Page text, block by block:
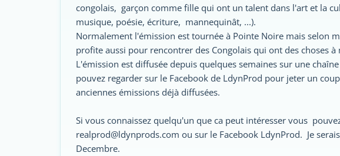
congolais, garçon comme fille qui ont un talent dans l'art et la
musique, poésie, écriture, mannequinât, ...).
Normalement l'émission est tournée à Pointe Noire mais selon
profite aussi pour rencontrer des Congolais qui ont des choses
L'émission est diffusée depuis quelques semaines sur une
pouvez regarder sur le Facebook de LdynProd pour jeter un
anciennes émissions déjà diffusées.
Si vous connaissez quelqu'un que ca peut intéresser vous
realprod@ldynprods.com ou sur le Facebook LdynProd. Je
Decembre.